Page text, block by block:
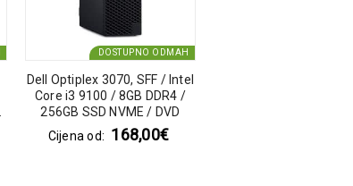
DOSTUPNO ODMAH
Dell Optiplex 3070, SFF / Intel
Core i3 9100 / 8GB DDR4 /
256GB SSD NVME / DVD
Cijena od: 168,00€